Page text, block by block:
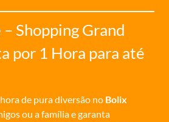
Shopping Grand
por 1 Hora para até
de pura diversão no Bolix
ou a família e garanta